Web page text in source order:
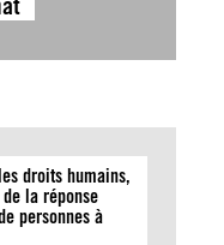
droits humains,
la réponse
personnes à